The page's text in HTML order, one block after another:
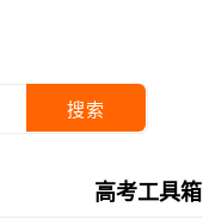
搜索
高考工具箱